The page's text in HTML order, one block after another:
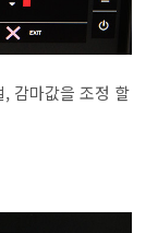
감마값을 조정 할